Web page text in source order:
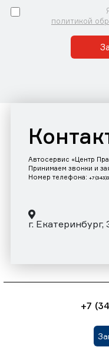
политикой
Автосервис «Центр
Принимаем звонки и
Номер телефона: +7
г.
+7